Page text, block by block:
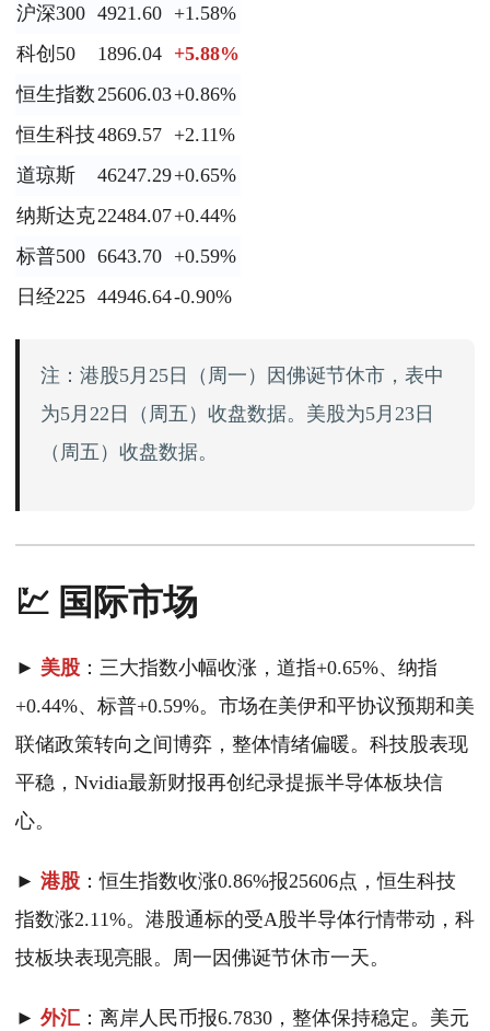
沪深300 4921.60 +1.58%
科创50
1896.04 +5.88%
恒生指数25606.03+0.86%
恒生科技4869.57 +2.11%
道琼斯
46247.29+0.65%
纳斯达克22484.07+0.44%
标普500 6643.70 +0.59%
日经225 44946.64-0.90%
注：港股5月25日（周一）因佛诞节休市，表中
为5月22日（周五）收盘数据。美股为5月23日
（周五）收盘数据。
💹 国际市场
► 美股 ：三大指数小幅收涨，道指+0.65%、纳指
+0.44%、标普+0.59%。市场在美伊和平协议预期和美
联储政策转向之间博弈，整体情绪偏暖。科技股表现
平稳，Nvidia最新财报再创纪录提振半导体板块信
心。
► 港股 ：恒生指数收涨0.86%报25606点，恒生科技
指数涨2.11%。港股通标的受A股半导体行情带动，科
技板块表现亮眼。周一因佛诞节休市一天。
► 外汇 ：离岸人民币报6.7830，整体保持稳定。美元